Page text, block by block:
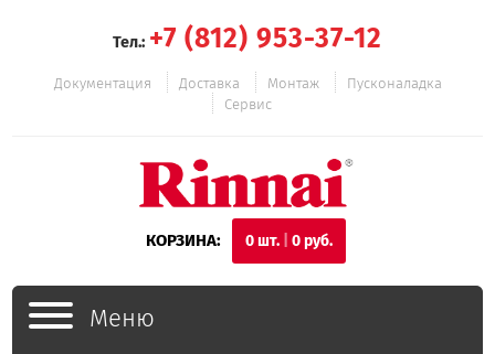
Тел.: +7 (812) 953-37-12
Документация Доставка Монтаж
Пусконаладка
Сервис
КОРЗИНА: 0шт. 0руб.
Меню